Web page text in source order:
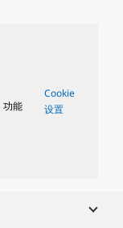
功能
Cookie
设置